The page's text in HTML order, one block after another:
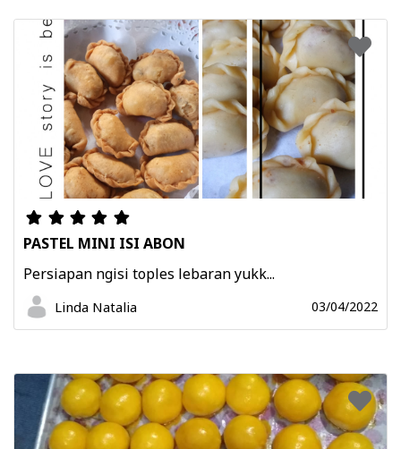
PASTEL MINI ISI ABON
Persiapan ngisi toples lebaran yukk...
Linda Natalia 03/04/2022